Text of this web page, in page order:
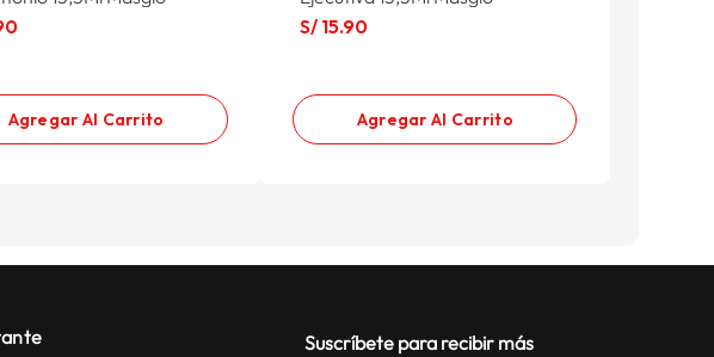
Agregar Al Carrito
S/ 15.90
Agregar Al Carrito
Suscríbete para recibir más